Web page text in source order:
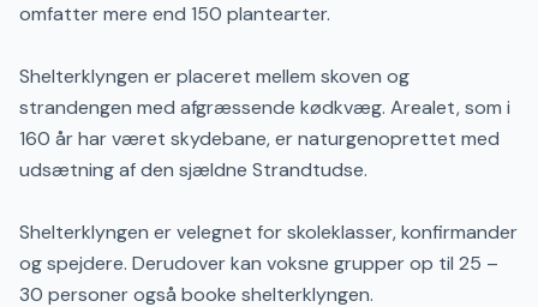
omfatter mere end 150 plantearter.
Shelterklyngen er placeret mellem skoven og
strandengen med afgræssende kødkvæg. Arealet, som i
160 år har været skydebane, er naturgenoprettet med
udsætning af den sjældne Strandtudse.
Shelterklyngen er velegnet for skoleklasser, konfirmander
og spejdere. Derudover kan voksne grupper op til 25 –
30 personer også booke shelterklyngen.